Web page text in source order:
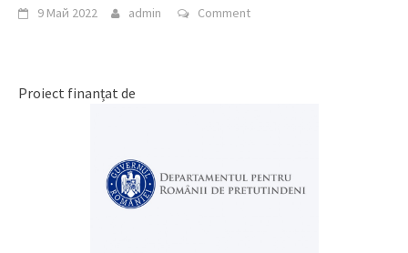
9 Май 2022 admin Comment
Proiect finanțat de